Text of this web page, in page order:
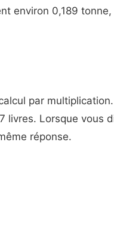
environ 0,189
par
livres. Lorsque vous
réponse.